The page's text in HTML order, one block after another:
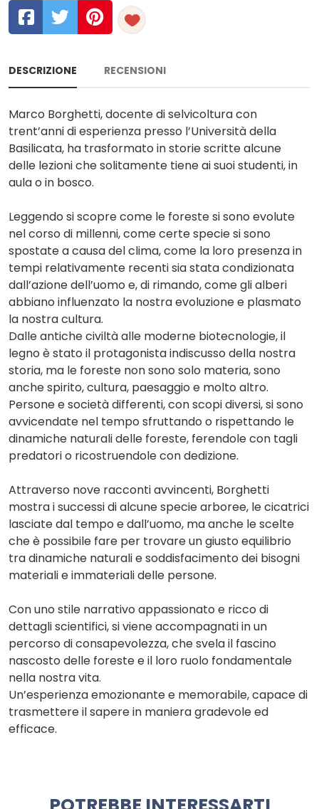
DESCRIZIONE RECENSIONI
Marco Borghetti, docente di selvicoltura con
trent’anni di esperienza presso l’Università della
Basilicata, ha trasformato in storie scritte alcune
delle lezioni che solitamente tiene ai suoi studenti, in
aula o in bosco.
Leggendo si scopre come le foreste si sono evolute
nel corso di millenni, come certe specie si sono
spostate a causa del clima, come la loro presenza in
tempi relativamente recenti sia stata condizionata
dall’azione dell’uomo e, di rimando, come gli alberi
abbiano influenzato la nostra evoluzione e plasmato
la nostra cultura.
Dalle antiche civiltà alle moderne biotecnologie, il
legno è stato il protagonista indiscusso della nostra
storia, ma le foreste non sono solo materia, sono
anche spirito, cultura, paesaggio e molto altro.
Persone e società differenti, con scopi diversi, si sono
avvicendate nel tempo sfruttando o rispettando le
dinamiche naturali delle foreste, ferendole con tagli
predatori o ricostruendole con dedizione.
Attraverso nove racconti avvincenti, Borghetti
mostra i successi di alcune specie arboree, le cicatrici
lasciate dal tempo e dall’uomo, ma anche le scelte
che è possibile fare per trovare un giusto equilibrio
tra dinamiche naturali e soddisfacimento dei bisogni
materiali e immateriali delle persone.
Con uno stile narrativo appassionato e ricco di
dettagli scientifici, si viene accompagnati in un
percorso di consapevolezza, che svela il fascino
nascosto delle foreste e il loro ruolo fondamentale
nella nostra vita.
Un’esperienza emozionante e memorabile, capace di
trasmettere il sapere in maniera gradevole ed
efficace.